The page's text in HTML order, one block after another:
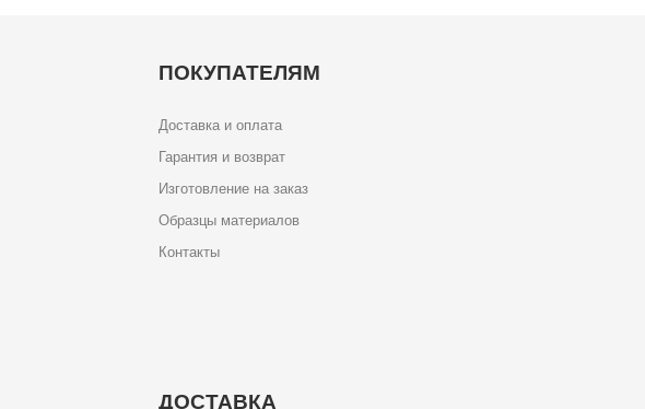
ПОКУПАТЕЛЯМ
Доставка и оплата
Гарантия и возврат
Изготовление на заказ
Образцы материалов
Контакты
ДОСТАВКА